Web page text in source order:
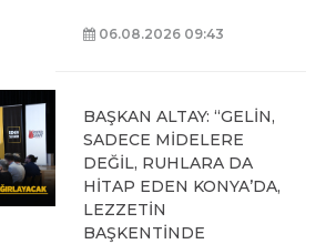
06.08.2026 09:43
BAŞKAN ALTAY: “GELİN,
SADECE MİDELERE
DEĞİL, RUHLARA DA
HİTAP EDEN KONYA’DA,
LEZZETİN
BAŞKENTİNDE